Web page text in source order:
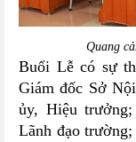
Quang
Buổi Lễ có sự
Giám đốc Sở
ủy, Hiệu
Lãnh đạo